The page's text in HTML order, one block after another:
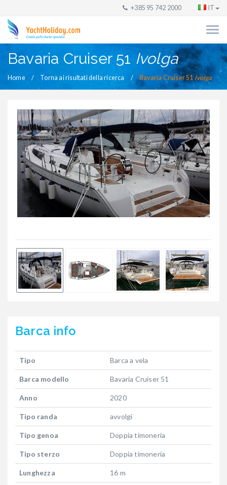
+385 95 742 2000 IT
Bavaria Cruiser 51Ivolga
Home Torna ai risultati della ricerca Bavaria Cruiser 51 Ivolga
Barca info
Tipo Barca a vela
Barca modello Bavaria Cruiser 51
Anno 2020
Tipo randa avvolgi
Tipo genoa Doppia timoneria
Tipo sterzo Doppia timoneria
Lunghezza 16 m